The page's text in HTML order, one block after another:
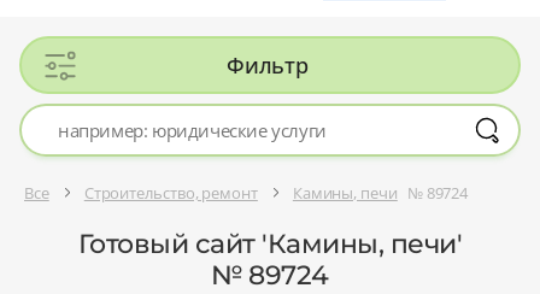
Фильтр
Все Строительство, ремонт Камины, печи № 89724
Готовый сайт 'Камины, печи'
№ 89724